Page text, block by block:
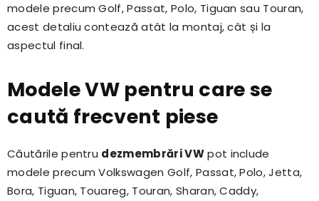
modele precum Golf, Passat, Polo, Tiguan sau Touran,
acest detaliu contează atât la montaj, cât și la
aspectul final.
Modele VW pentru care se
caută frecvent piese
Căutările pentru dezmembrări VWpot include
modele precum Volkswagen Golf, Passat, Polo, Jetta,
Bora, Tiguan, Touareg, Touran, Sharan, Caddy,